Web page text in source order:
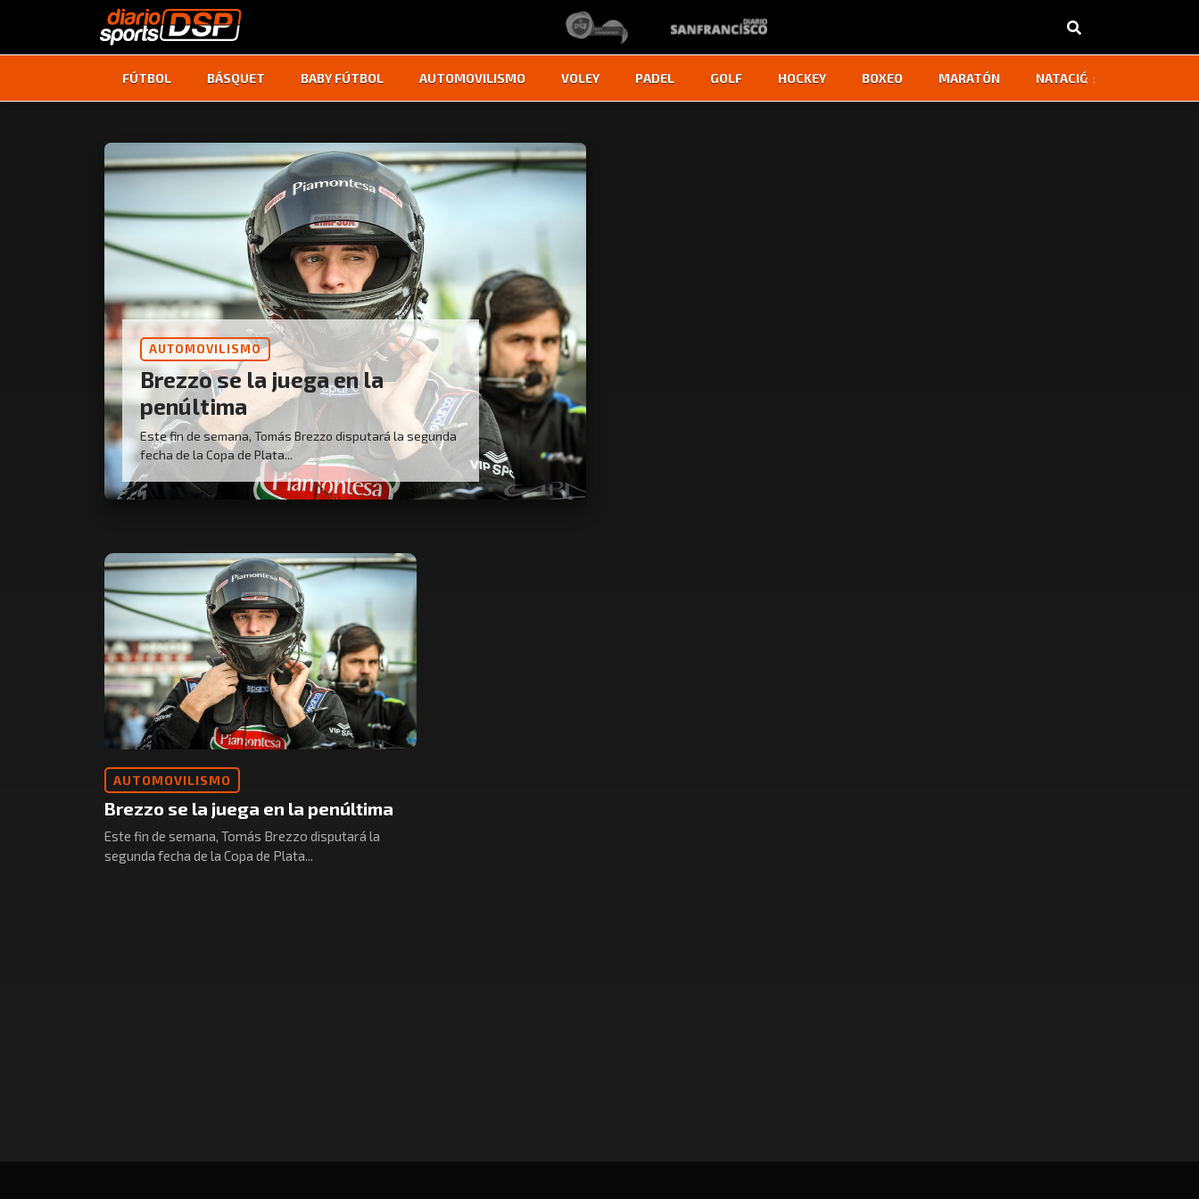
FÚTBOL BÁSQUET BABY FÚTBOL AUTOMOVILISMO VOLEY PADEL GOLF HOCKEY BOXEO MARATÓN NATACIÓN
‹ ›
AUTOMOVILISMO
Brezzo se la juega en la
penúltima
Este fin de semana, Tomás Brezzo disputará la segunda
fecha de la Copa de Plata...
AUTOMOVILISMO
Brezzo se la juega en la penúltima
Este fin de semana, Tomás Brezzo disputará la
segunda fecha de la Copa de Plata...